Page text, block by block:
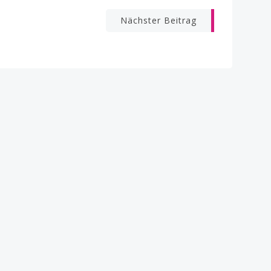
Nächster Beitrag